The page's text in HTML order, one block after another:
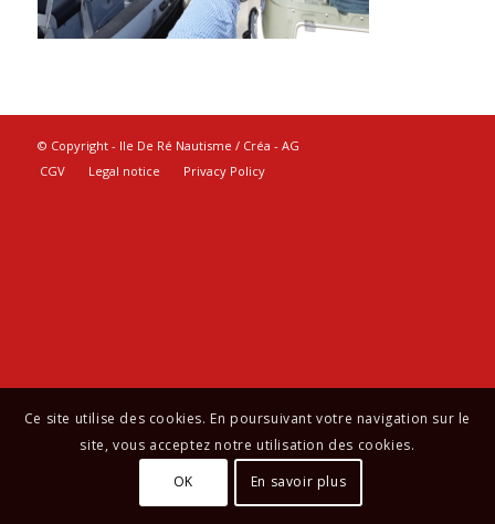
© Copyright - Ile De Ré Nautisme / Créa - AG
CGV
Legal notice Privacy Policy
Ce site utilise des cookies. En poursuivant votre navigation sur le
site, vous acceptez notre utilisation des cookies.
OK
En savoir plus